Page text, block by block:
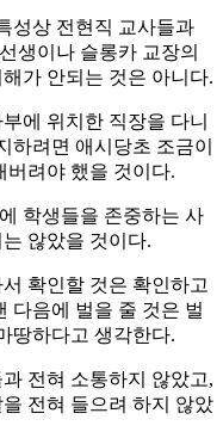
성상 전현직 교사들과
생이나 슬롱카 교장의
가 안되는 것은 아니다.
에 위치한 직장을 다니
하려면 애시당초 조금이
버려야 했을 것이다.
학생들을 존중하는 사
않았을 것이다.
확인할 것은 확인하고
다음에 벌을 줄 것은 벌
땅하다고 생각한다.
전혀 소통하지 않았고,
전혀 들으려 하지 않았